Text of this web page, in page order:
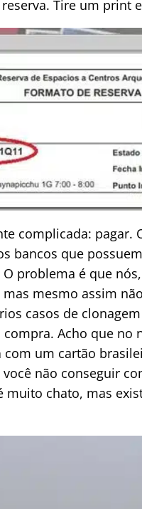
Tire um print
complicada: pagar.
bancos que
problema é que
mesmo assim
casos de
Acho que no
um cartão
não conseguir
muito chato, mas